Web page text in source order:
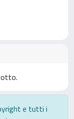
e tutti i